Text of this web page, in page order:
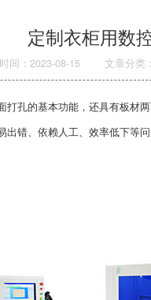
定制衣柜用数
间：2023-08-15 文章分类
打孔的基本功能，还具有板材
出错、依赖人工、效率低下等